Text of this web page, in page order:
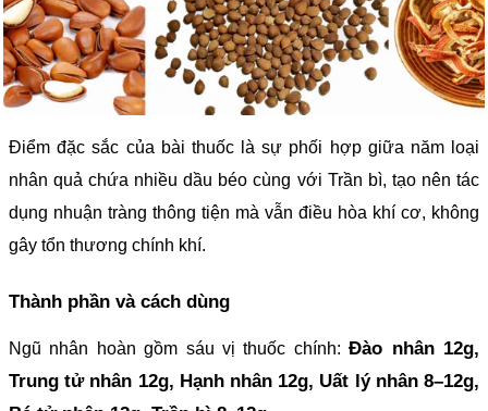
Điểm đặc sắc của bài thuốc là sự phối hợp giữa năm loại
nhân quả chứa nhiều dầu béo cùng với Trần bì, tạo nên tác
dụng nhuận tràng thông tiện mà vẫn điều hòa khí cơ, không
gây tổn thương chính khí.
Thành phần và cách dùng
Ngũ nhân hoàn gồm sáu vị thuốc chính:Đào nhân 12g,
Trung tử nhân 12g, Hạnh nhân 12g, Uất lý nhân 8–12g,